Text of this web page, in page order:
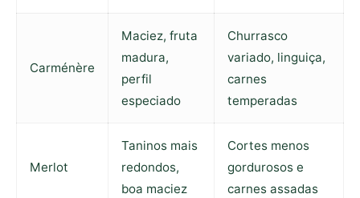
Carménère
Maciez, fruta
madura,
perfil
especiado
Churrasco
variado, linguiça,
carnes
temperadas
Merlot
Taninos mais
redondos,
boa maciez
Cortes menos
gordurosos e
carnes assadas